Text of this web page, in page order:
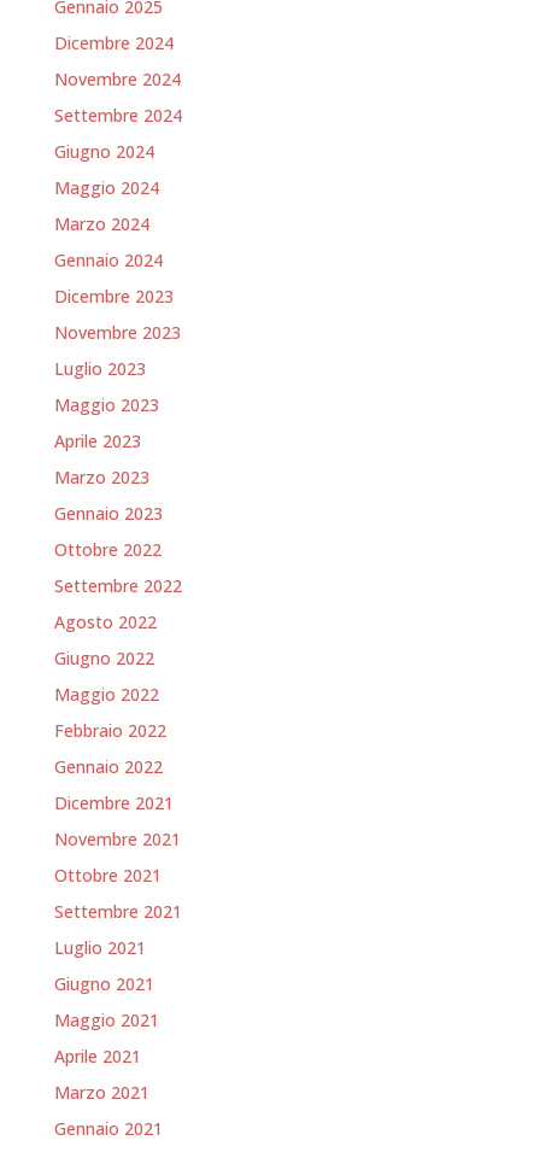
Gennaio 2025
Dicembre 2024
Novembre 2024
Settembre 2024
Giugno 2024
Maggio 2024
Marzo 2024
Gennaio 2024
Dicembre 2023
Novembre 2023
Luglio 2023
Maggio 2023
Aprile 2023
Marzo 2023
Gennaio 2023
Ottobre 2022
Settembre 2022
Agosto 2022
Giugno 2022
Maggio 2022
Febbraio 2022
Gennaio 2022
Dicembre 2021
Novembre 2021
Ottobre 2021
Settembre 2021
Luglio 2021
Giugno 2021
Maggio 2021
Aprile 2021
Marzo 2021
Gennaio 2021